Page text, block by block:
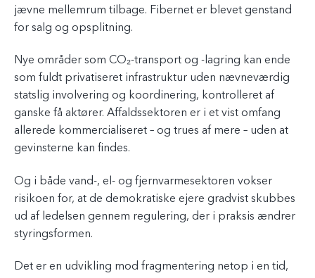
jævne mellemrum tilbage. Fibernet er blevet genstand
for salg og opsplitning.
Nye områder som CO₂-transport og -lagring kan ende
som fuldt privatiseret infrastruktur uden nævneværdig
statslig involvering og koordinering, kontrolleret af
ganske få aktører. Affaldssektoren er i et vist omfang
allerede kommercialiseret – og trues af mere – uden at
gevinsterne kan findes.
Og i både vand-, el- og fjernvarmesektoren vokser
risikoen for, at de demokratiske ejere gradvist skubbes
ud af ledelsen gennem regulering, der i praksis ændrer
styringsformen.
Det er en udvikling mod fragmentering netop i en tid,